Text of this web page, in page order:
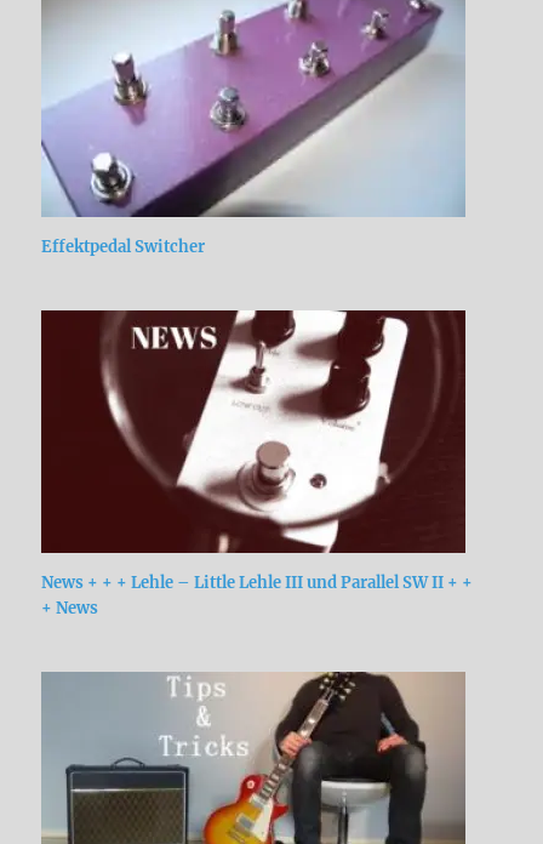
Effektpedal Switcher
News + + + Lehle – Little Lehle III und Parallel SW II + +
+ News